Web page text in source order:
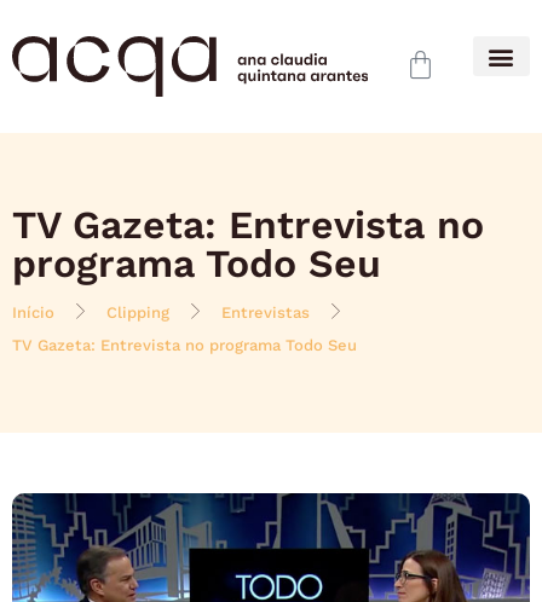
TV Gazeta: Entrevista no
programa Todo Seu
Início Clipping
Entrevistas
TV Gazeta: Entrevista no programa Todo Seu